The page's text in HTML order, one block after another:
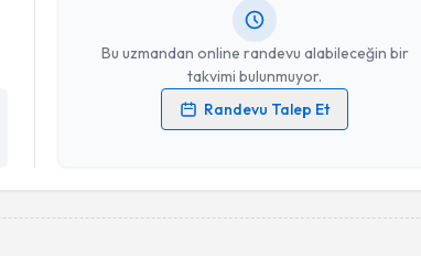
Bu uzmandan online randevu alabileceğin bir
takvimi bulunmuyor.
Randevu Talep Et
Kişisel verilerimin işlenmesine ilişkinAydınlatma Metni